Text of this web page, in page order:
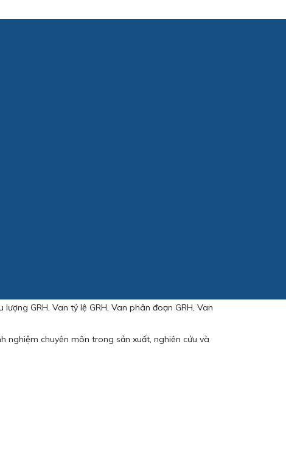
GRH, Van tỷ lệ GRH, Van phân đoạn GRH, Van
nghiệm chuyên môn trong sản xuất, nghiên cứu và